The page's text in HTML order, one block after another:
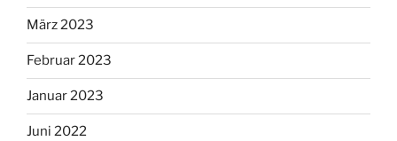
März 2023
Februar 2023
Januar 2023
Juni 2022